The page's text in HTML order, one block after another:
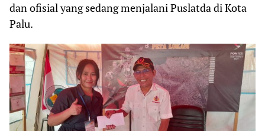
dan ofisial yang sedang menjalani Puslatda di Kota
Palu.